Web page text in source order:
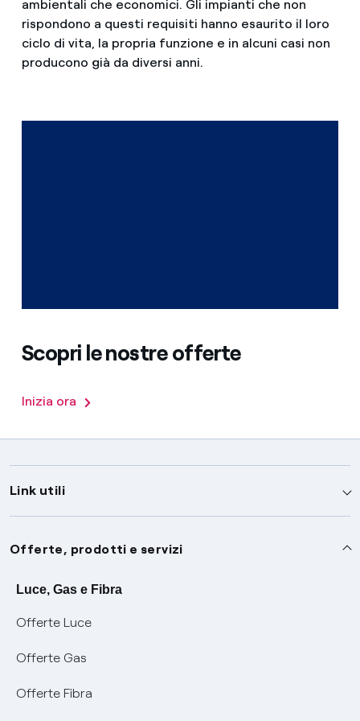
ambientali che economici. Gli impianti che non
rispondono a questi requisiti hanno esaurito il loro
ciclo di vita, la propria funzione e in alcuni casi non
producono già da diversi anni.
Scopri le nostre offerte
Inizia ora
Link utili
Assistenza
Avvisi
SOS luce e gas
Conciliazioni e risoluzione delle controversie
Negoziazione paritetica
Servizi
Offerte, prodotti e servizi
Luce, Gas e Fibra
Offerte Luce
Offerte Gas
Offerte Fibra